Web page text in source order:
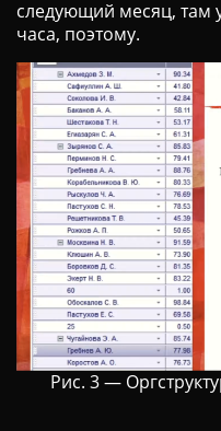
следующий месяц, там
часа, поэтому.
Рис. 3 —